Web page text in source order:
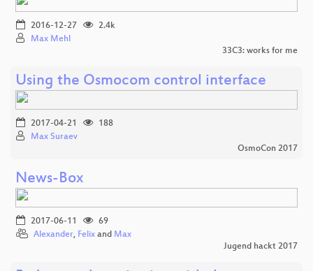
2016-12-27
2.4k
Max Mehl
33C3: works for me
Using the Osmocom control interface
2017-04-21
188
Max Suraev
OsmoCon 2017
News-Box
2017-06-11
69
Alexander, Felix and Max
Jugend hackt 2017